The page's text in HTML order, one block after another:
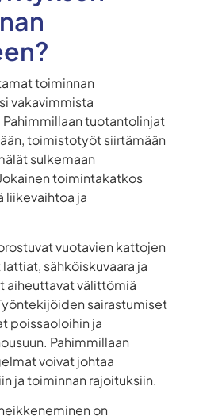
toiminnan
vakavimmista
tuotantolinjat
toimistotyöt siirtämään
sulkemaan
toimintakatkos
ja
vuotavien kattojen
sähköiskuvaara ja
aiheuttavat välittömiä
sairastumiset
poissaoloihin ja
Pahimmillaan
voivat johtaa
ja toiminnan rajoituksiin.
on